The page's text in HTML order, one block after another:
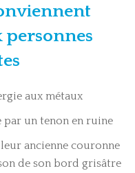
aux métaux
par un tenon en ruine
ancienne couronne
de son bord grisâtre